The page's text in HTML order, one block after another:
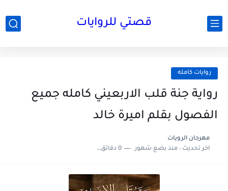
قصتي للروايات
روايات كامله
رواية جنة قلب الاربعيني كامله جميع
الفصول بقلم اميرة خالد
مهرجان الرويات
اخر تحديث :منذ بضع شهور 0 دقائق للقراءة